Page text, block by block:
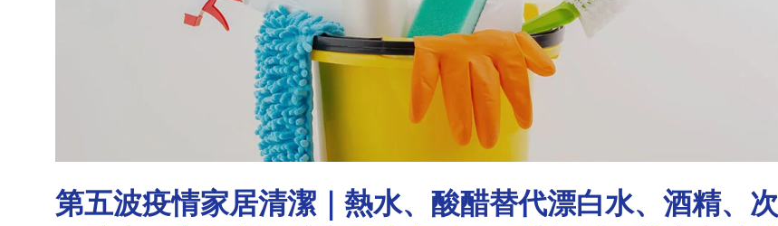
第五波疫情家居清潔｜熱水、酸醋替代漂白水、酒精、次